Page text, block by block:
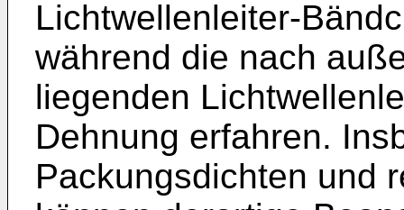
Lichtwellenleiter-
während die nach
liegenden
Dehnung erfahren.
Packungsdichten und